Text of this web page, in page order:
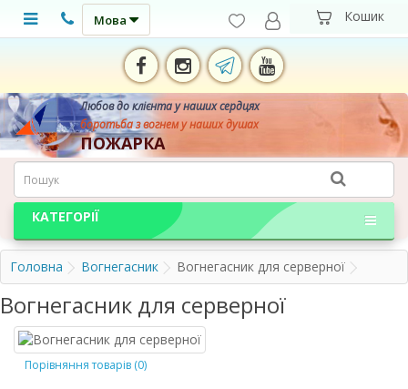
Мова
Любов до клієнта у наших сердцях
боротьба з вогнем у наших душах
ПОЖАРКА
КАТЕГОРІЇ
Головна Вогнегасник Вогнегасник для серверної
Вогнегасник для серверної
Порівняння товарів (0)